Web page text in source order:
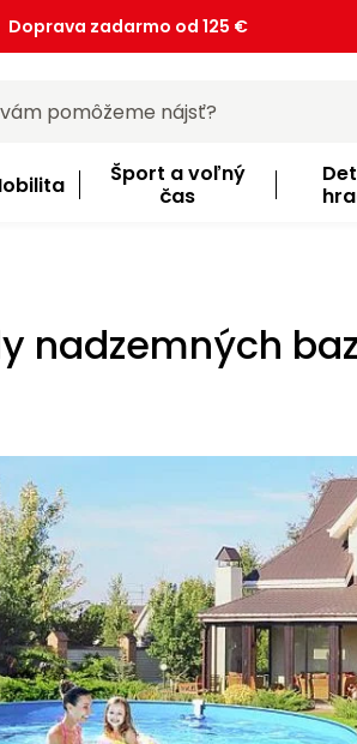
Doprava zadarmo od 125 €
Šport a voľný
čas
nadzemných